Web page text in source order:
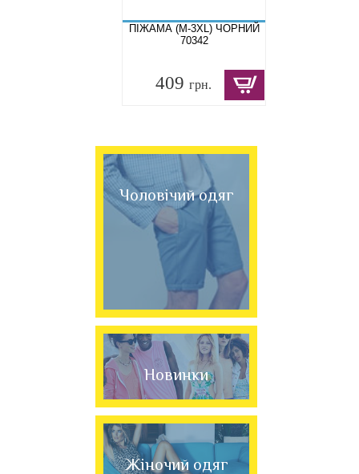
ПІЖАМА (M-3XL) ЧОРНИЙ
70342
409 грн.
Чоловічий одяг
Новинки
Жіночий одяг